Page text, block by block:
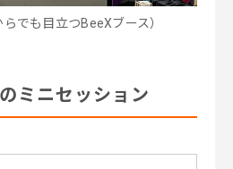
らでも目立つBeeXブース）
ミニセッション